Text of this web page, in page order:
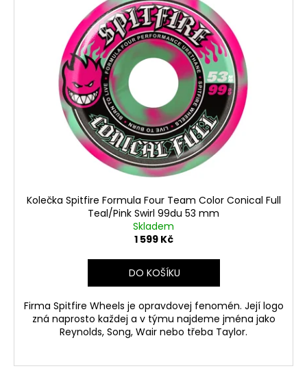
Kolečka Spitfire Formula Four Team Color Conical Full
Teal/Pink Swirl 99du 53 mm
Skladem
1 599 Kč
DO KOŠÍKU
Firma Spitfire Wheels je opravdovej fenomén. Její logo
zná naprosto každej a v týmu najdeme jména jako
Reynolds, Song, Wair nebo třeba Taylor.